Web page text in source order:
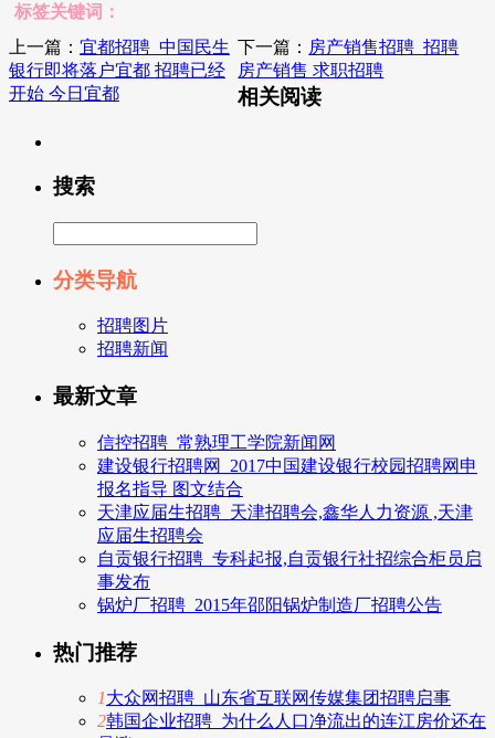
标签关键词：
上一篇： 宜都招聘_中国民生
银行即将落户宜都 招聘已经
开始 今日宜都
下一篇： 房产销售招聘_招聘
房产销售 求职招聘
相关阅读
搜索
分类导航
招聘图片
招聘新闻
最新文章
信控招聘_常熟理工学院新闻网
建设银行招聘网_2017中国建设银行校园招聘网申
报名指导 图文结合
天津应届生招聘_天津招聘会,鑫华人力资源 ,天津
应届生招聘会
自贡银行招聘_专科起报,自贡银行社招综合柜员启
事发布
锅炉厂招聘_2015年邵阳锅炉制造厂招聘公告
热门推荐
1大众网招聘_山东省互联网传媒集团招聘启事
2韩国企业招聘_为什么人口净流出的连江房价还在